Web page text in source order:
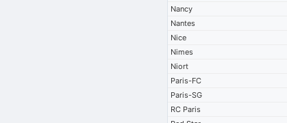
Nancy
Nantes
Nice
Nimes
Niort
Paris-FC
Paris-SG
RC Paris